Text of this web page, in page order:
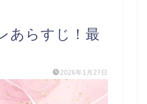
あらすじ！最
2026年1月27日